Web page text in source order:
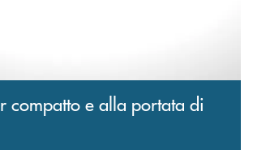
compatto e alla portata di